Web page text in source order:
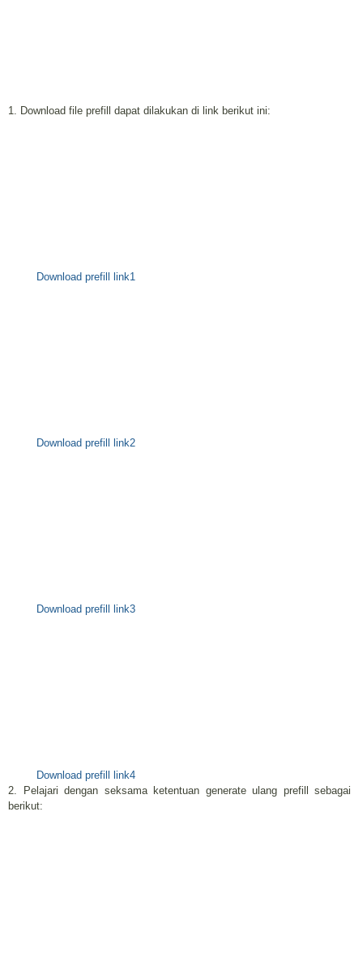
1. Download file prefill dapat dilakukan di link berikut ini:
Download prefill link1
Download prefill link2
Download prefill link3
Download prefill link4
2. Pelajari dengan seksama ketentuan generate ulang prefill sebagai
berikut: